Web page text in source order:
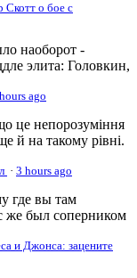
Скотт о бое с
наоборот -
элита: Головкин,
ago
це непорозуміння
й на такому рівні.
· 3 hours ago
где вы там
же был соперником
и Джонса: зацените